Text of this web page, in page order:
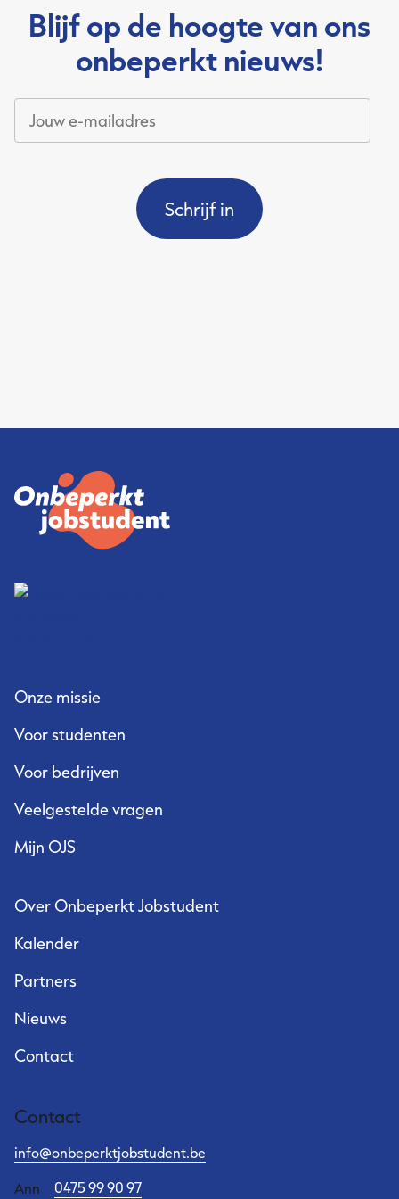
Mijn OJS
Kalender
Partners
Blijf op de hoogte van ons
onbeperkt nieuws!
Jouw
Onze missie
Voor studenten
Voor bedrijven
Veelgestelde vragen
Mijn OJS
Over Onbeperkt Jobstudent
Kalender
Partners
Nieuws
Contact
Contact
info@onbeperktjobstudent.be
Ann
0475 99 90 97